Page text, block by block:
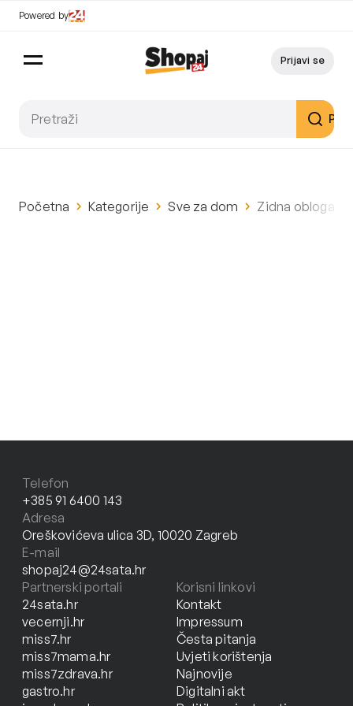
Powered by
Prijavi se
Početna Kategorije Sve za dom Zidna obloga
Telefon
+385 91 6400 143
Adresa
Oreškovićeva ulica 3D, 10020 Zagreb
E-mail
shopaj24@24sata.hr
Partnerski portali
24sata.hr
vecernji.hr
miss7.hr
miss7mama.hr
miss7zdrava.hr
gastro.hr
Korisni linkovi
Kontakt
Impressum
Česta pitanja
Uvjeti korištenja
Najnovije
Digitalni akt